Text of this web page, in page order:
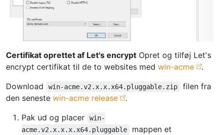
Certifikat oprettet af Let's encrypt Opret og tilføj Let's
encrypt certifikat til de to websites med win-acme
.
Download
win-acme.v2.x.x.x64.pluggable.zip
filen fra
den seneste win-acme release
.
Pak ud og placer
win-
acme.v2.x.x.x.x64.pluggable
mappen et